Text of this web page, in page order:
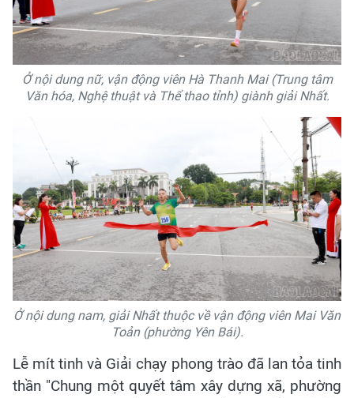
Ở nội dung nữ, vận động viên Hà Thanh Mai (Trung tâm
Văn hóa, Nghệ thuật và Thể thao tỉnh) giành giải Nhất.
Ở nội dung nam, giải Nhất thuộc về vận động viên Mai Văn
Toản (phường Yên Bái).
Lễ mít tinh và Giải chạy phong trào đã lan tỏa tinh
thần "Chung một quyết tâm xây dựng xã, phường